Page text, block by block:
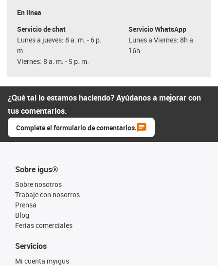
En línea
Servicio de chat
Lunes a jueves: 8 a. m. - 6 p.
m.
Viernes: 8 a. m. - 5 p. m.
Servicio WhatsApp
Lunes a Viernes: 8h a
16h
¿Qué tal lo estamos haciendo? Ayúdanos a mejorar con
tus comentarios.
Complete el formulario de comentarios.
Sobre igus®
Sobre nosotros
Trabaje con nosotros
Prensa
Blog
Ferias comerciales
Servicios
Mi cuenta myigus